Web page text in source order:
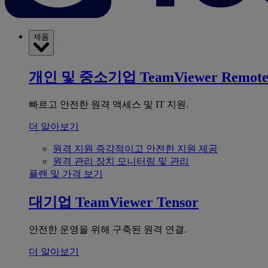
제품
개인 및 중소기업 TeamViewer Remote
빠르고 안전한 원격 액세스 및 IT 지원.
더 알아보기
원격 지원 즉각적이고 안전한 지원 제공
원격 관리 장치 모니터링 및 관리
플랜 및 가격 보기
대기업 TeamViewer Tensor
안전한 운영을 위해 구축된 원격 연결.
더 알아보기